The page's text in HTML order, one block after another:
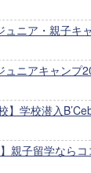
ュニア・親子キ
ュニアキャンプ
校】学校潜入
】親子留学なら